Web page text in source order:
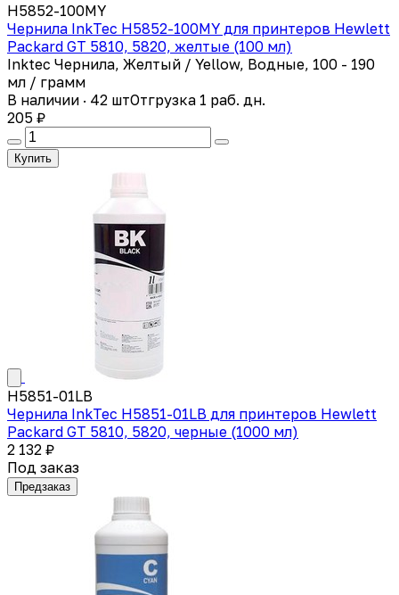
H5852-100MY
Чернила InkTec H5852-100MY для принтеров Hewlett
Packard GT 5810, 5820, желтые (100 мл)
Inktec Чернила, Желтый / Yellow, Водные, 100 - 190
мл / грамм
В наличии · 42 штОтгрузка 1 раб. дн.
205 ₽
Купить
H5851-01LB
Чернила InkTec H5851-01LB для принтеров Hewlett
Packard GT 5810, 5820, черные (1000 мл)
2 132 ₽
Под заказ
Предзаказ